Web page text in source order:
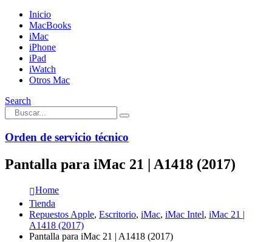
Inicio
MacBooks
iMac
iPhone
iPad
iWatch
Otros Mac
Search
Orden de servicio técnico
Pantalla para iMac 21 | A1418 (2017)
Home
Tienda
Repuestos Apple, Escritorio, iMac, iMac Intel, iMac 21 |
A1418 (2017)
Pantalla para iMac 21 | A1418 (2017)